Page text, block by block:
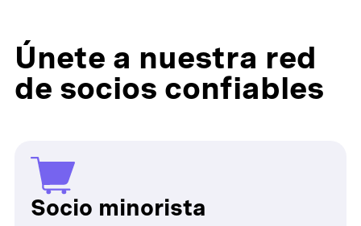
Únete a nuestra red
de socios confiables
Socio minorista